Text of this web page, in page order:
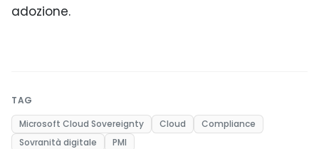
adozione.
TAG
Microsoft Cloud Sovereignty
Cloud
Compliance
Sovranità digitale
PMI